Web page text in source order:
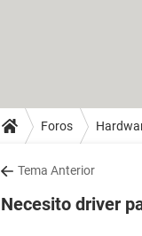
Foros
Tema Anterior
Necesito driver